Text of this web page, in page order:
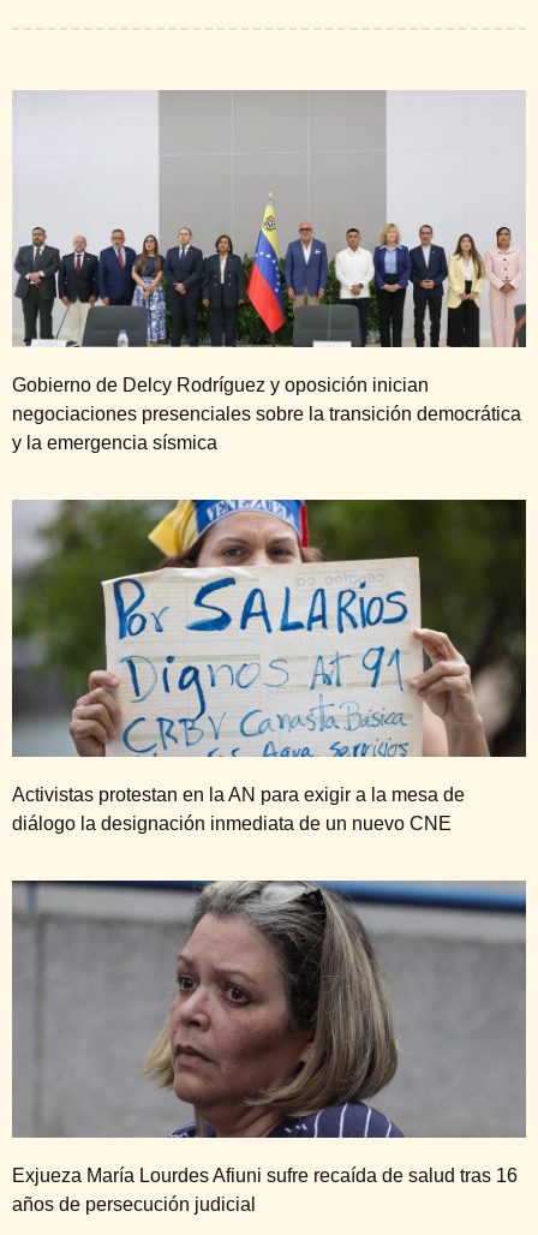
Gobierno de Delcy Rodríguez y oposición inician
negociaciones presenciales sobre la transición democrática
y la emergencia sísmica
Activistas protestan en la AN para exigir a la mesa de
diálogo la designación inmediata de un nuevo CNE
Exjueza María Lourdes Afiuni sufre recaída de salud tras 16
años de persecución judicial